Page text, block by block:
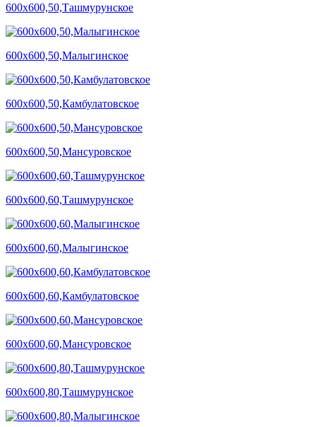
600х600,50,Ташмурунское
600х600,50,Малыгинское
600х600,50,Камбулатовское
600х600,50,Мансуровское
600х600,60,Ташмурунское
600х600,60,Малыгинское
600х600,60,Камбулатовское
600х600,60,Мансуровское
600х600,80,Ташмурунское